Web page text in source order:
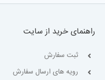
راهنمای خرید از سایت
ثبت سفارش
رویه های ارسال سفارش